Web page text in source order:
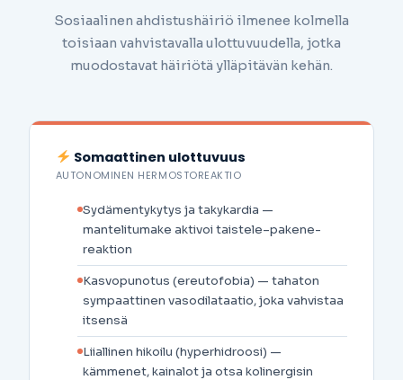
Sosiaalinen ahdistushäiriö ilmenee kolmella
toisiaan vahvistavalla ulottuvuudella, jotka
muodostavat häiriötä ylläpitävän kehän.
Somaattinen ulottuvuus
AUTONOMINEN HERMOSTOREAKTIO
Sydämentykytys ja takykardia —
mantelitumake aktivoi taistele–pakene-
reaktion
Kasvopunotus (ereutofobia) — tahaton
sympaattinen vasodilataatio, joka vahvistaa
itsensä
Liiallinen hikoilu (hyperhidroosi) —
kämmenet, kainalot ja otsa kolinergisin